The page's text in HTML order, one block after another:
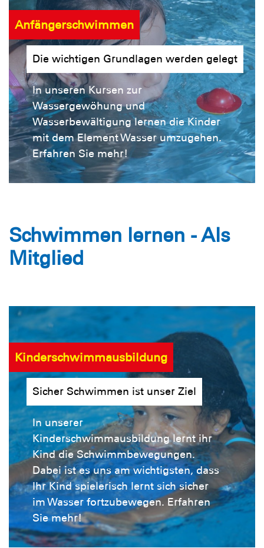
Anfängerschwimmen
Die wichtigen Grundlagen werden gelegt
In unseren Kursen zur
Wassergewöhung und
Wasserbewältigung lernen die Kinder
mit dem Element Wasser umzugehen.
Erfahren Sie mehr!
Schwimmen lernen - Als
Mitglied
Kinderschwimmausbildung
Sicher Schwimmen ist unser Ziel
In unserer
Kinderschwimmausbildung lernt ihr
Kind die Schwimmbewegungen.
Dabei ist es uns am wichtigsten, dass
Ihr Kind spielerisch lernt sich sicher
im Wasser fortzubewegen. Erfahren
Sie mehr!